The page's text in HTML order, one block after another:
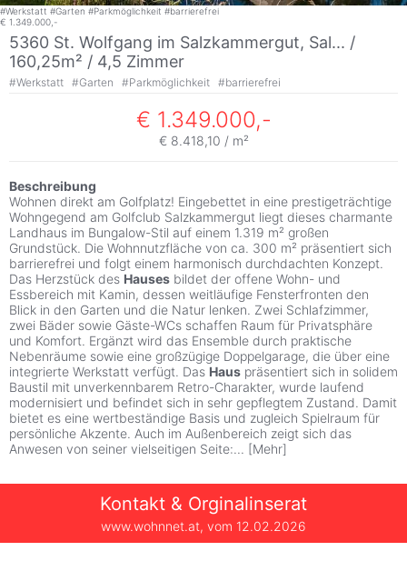
#Werkstatt #Garten #Parkmöglichkeit #barrierefrei
€ 1.349.000,-
5360 St. Wolfgang im Salzkammergut, Sal... /
160,25m² / 4,5 Zimmer
#Werkstatt #Garten #Parkmöglichkeit #barrierefrei
€ 1.349.000,-
€ 8.418,10 / m²
Beschreibung
Wohnen direkt am Golfplatz! Eingebettet in eine prestigeträchtige
Wohngegend am Golfclub Salzkammergut liegt dieses charmante
Landhaus im Bungalow-Stil auf einem 1.319 m² großen
Grundstück. Die Wohnnutzfläche von ca. 300 m² präsentiert sich
barrierefrei und folgt einem harmonisch durchdachten Konzept.
Das Herzstück des Hauses bildet der offene Wohn- und
Essbereich mit Kamin, dessen weitläufige Fensterfronten den
Blick in den Garten und die Natur lenken. Zwei Schlafzimmer,
zwei Bäder sowie Gäste-WCs schaffen Raum für Privatsphäre
und Komfort. Ergänzt wird das Ensemble durch praktische
Nebenräume sowie eine großzügige Doppelgarage, die über eine
integrierte Werkstatt verfügt. Das Haus präsentiert sich in solidem
Baustil mit unverkennbarem Retro-Charakter, wurde laufend
modernisiert und befindet sich in sehr gepflegtem Zustand. Damit
bietet es eine wertbeständige Basis und zugleich Spielraum für
persönliche Akzente. Auch im Außenbereich zeigt sich das
Anwesen von seiner vielseitigen Seite:... [Mehr]
Kontakt & Orginalinserat
www.wohnnet.at, vom 12.02.2026